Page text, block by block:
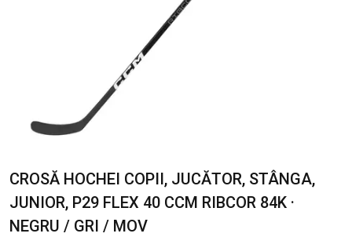
CROSĂ HOCHEI COPII, JUCĂTOR, STÂNGA,
JUNIOR, P29 FLEX 40 CCM RIBCOR 84K ·
NEGRU / GRI / MOV